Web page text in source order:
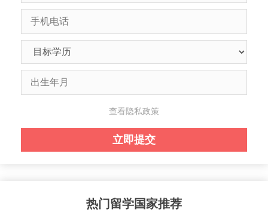
查看隐私政策
热门留学国家推荐